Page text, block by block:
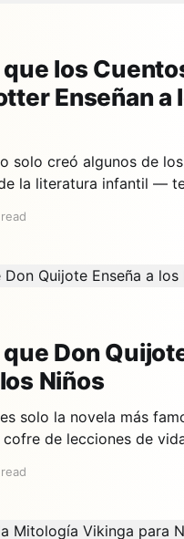
los
Enseñan a
solo creó algunos de
la literatura infantil —
cuentos, ambientados
de 120 años enseñando
Don
Niños
solo la novela más
de lecciones de
mundo tal como es, que